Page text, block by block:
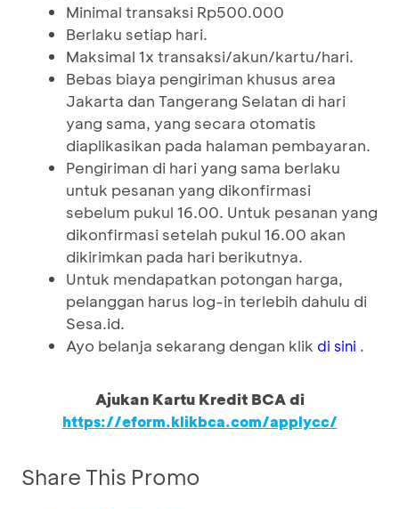
Minimal transaksi Rp500.000
Berlaku setiap hari.
Maksimal 1x transaksi/akun/kartu/hari.
Bebas biaya pengiriman khusus area
Jakarta dan Tangerang Selatan di hari
yang sama, yang secara otomatis
diaplikasikan pada halaman pembayaran.
Pengiriman di hari yang sama berlaku
untuk pesanan yang dikonfirmasi
sebelum pukul 16.00. Untuk pesanan yang
dikonfirmasi setelah pukul 16.00 akan
dikirimkan pada hari berikutnya.
Untuk mendapatkan potongan harga,
pelanggan harus log-in terlebih dahulu di
Sesa.id.
Ayo belanja sekarang dengan klik di sini .
Ajukan Kartu Kredit BCA di
https://eform.klikbca.com/applycc/
Share This Promo